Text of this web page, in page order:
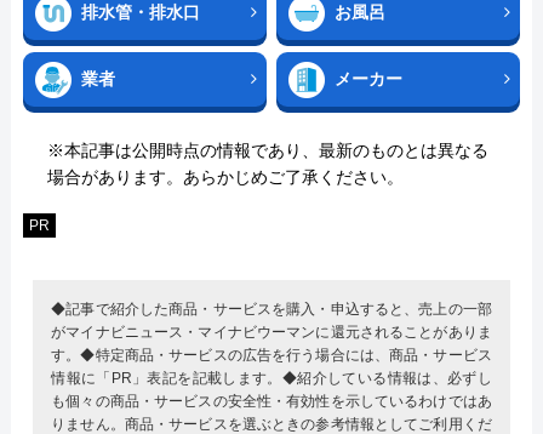
排水管・排水口 お風呂
業者 メーカー
※本記事は公開時点の情報であり、最新のものとは異なる
場合があります。あらかじめご了承ください。
PR
◆記事で紹介した商品・サービスを購入・申込すると、売上の一部
がマイナビニュース・マイナビウーマンに還元されることがありま
す。◆特定商品・サービスの広告を行う場合には、商品・サービス
情報に「PR」表記を記載します。◆紹介している情報は、必ずし
も個々の商品・サービスの安全性・有効性を示しているわけではあ
りません。商品・サービスを選ぶときの参考情報としてご利用くだ